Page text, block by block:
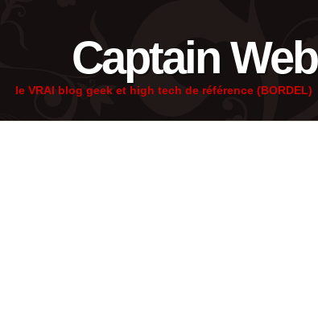
Captain Web
le VRAI blog geek et high tech de référence (BORDEL)